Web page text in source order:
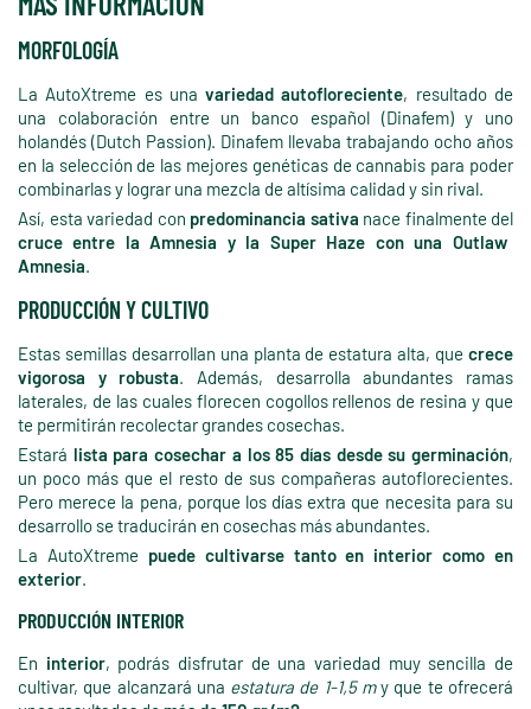
MORFOLOGÍA
La AutoXtreme es unavariedad autofloreciente, resultado de
una colaboración entre un banco español (Dinafem) y uno
holandés (Dutch Passion). Dinafem llevaba trabajando ocho años
en la selección de las mejores genéticas de cannabis para poder
combinarlas y lograr una mezcla de altísima calidad y sin rival.
Así, esta variedad con predominancia sativa nace finalmente del
cruce entre la Amnesia y la Super Haze con una Outlaw
Amnesia.
PRODUCCIÓN Y CULTIVO
Estas semillas desarrollan una planta de estatura alta, que crece
vigorosa y robusta. Además, desarrolla abundantes ramas
laterales, de las cuales florecen cogollos rellenos de resina y que
te permitirán recolectar grandes cosechas.
Estará lista para cosechar a los 85 días desde su germinación,
un poco más que el resto de sus compañeras autoflorecientes.
Pero merece la pena, porque los días extra que necesita para su
desarrollo se traducirán en cosechas más abundantes.
La AutoXtreme puede cultivarse tanto en interior como en
exterior.
PRODUCCIÓN INTERIOR
En interior, podrás disfrutar de una variedad muy sencilla de
cultivar, que alcanzará una estatura de 1-1,5 my que te ofrecerá